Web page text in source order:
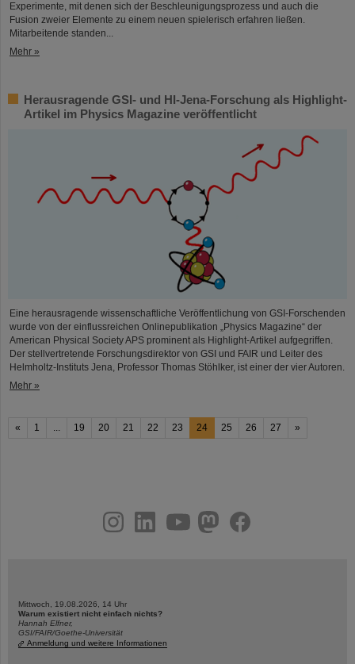
Experimente, mit denen sich der Beschleunigungsprozess und auch die
Fusion zweier Elemente zu einem neuen spielerisch erfahren ließen.
Mitarbeitende standen...
Mehr »
Herausragende GSI- und HI-Jena-Forschung als Highlight-
Artikel im Physics Magazine veröffentlicht
Eine herausragende wissenschaftliche Veröffentlichung von GSI-Forschenden
wurde von der einflussreichen Onlinepublikation „Physics Magazine“ der
American Physical Society APS prominent als Highlight-Artikel aufgegriffen.
Der stellvertretende Forschungsdirektor von GSI und FAIR und Leiter des
Helmholtz-Instituts Jena, Professor Thomas Stöhlker, ist einer der vier Autoren.
Mehr »
« 1 ... 19 20 21 22 23 24 25 26 27 »
youtubehelmholtz.socialfacebook
Mittwoch, 19.08.2026, 14 Uhr
Warum existiert nicht einfach nichts?
Hannah Elfner,
GSI/FAIR/Goethe-Universität
Anmeldung und weitere Informationen